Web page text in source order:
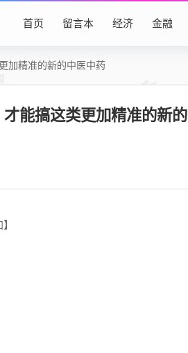
首页 留言本 经济 金融
加精准的新的中医中药
能搞这类更加精准的新的